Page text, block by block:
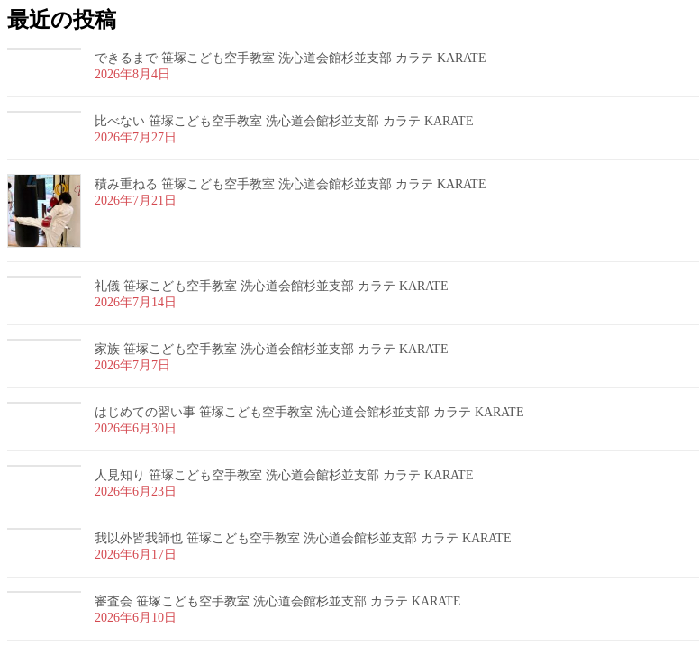
最近の投稿
できるまで 笹塚こども空手教室 洗心道会館杉並支部 カラテ KARATE
2026年8月4日
比べない 笹塚こども空手教室 洗心道会館杉並支部 カラテ KARATE
2026年7月27日
積み重ねる 笹塚こども空手教室 洗心道会館杉並支部 カラテ KARATE
2026年7月21日
礼儀 笹塚こども空手教室 洗心道会館杉並支部 カラテ KARATE
2026年7月14日
家族 笹塚こども空手教室 洗心道会館杉並支部 カラテ KARATE
2026年7月7日
はじめての習い事 笹塚こども空手教室 洗心道会館杉並支部 カラテ KARATE
2026年6月30日
人見知り 笹塚こども空手教室 洗心道会館杉並支部 カラテ KARATE
2026年6月23日
我以外皆我師也 笹塚こども空手教室 洗心道会館杉並支部 カラテ KARATE
2026年6月17日
審査会 笹塚こども空手教室 洗心道会館杉並支部 カラテ KARATE
2026年6月10日